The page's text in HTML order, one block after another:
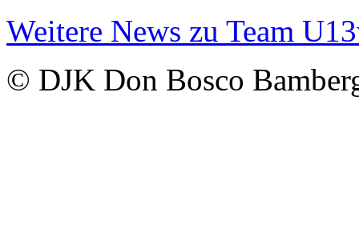
Weitere News zu Team
© DJK Don Bosco